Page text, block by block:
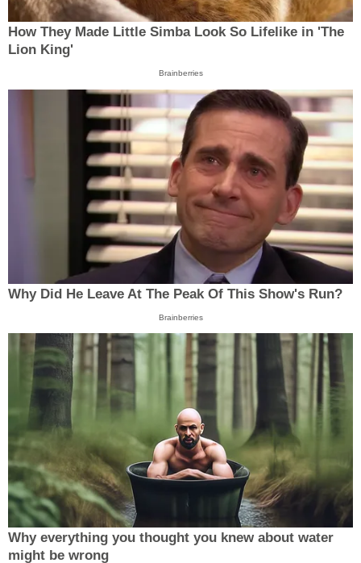
How They Made Little Simba Look So Lifelike in 'The
Lion King'
Brainberries
Why Did He Leave At The Peak Of This Show's Run?
Brainberries
Why everything you thought you knew about water
might be wrong